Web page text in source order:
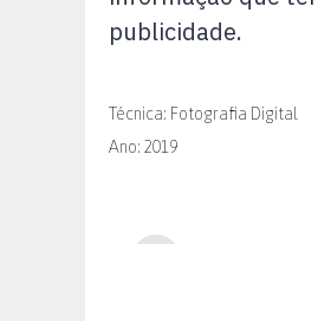
publicidade.
Técnica: Fotografia Digital
Ano: 2019